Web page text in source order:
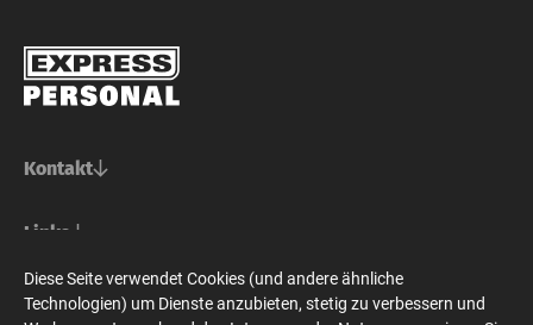
Kontakt
Basel/Nordwestschweiz
Steinenvorstadt 73
CH-4010 Basel
Bern/Mittelland
Express Personal AG
Zürich/Ostschweiz/Graubünden
Links
Für Stellensuchende
Für Unternehmen
Social Media
Diese Seite verwendet Cookies (und andere ähnliche
Technologien) um Dienste anzubieten, stetig zu verbessern und